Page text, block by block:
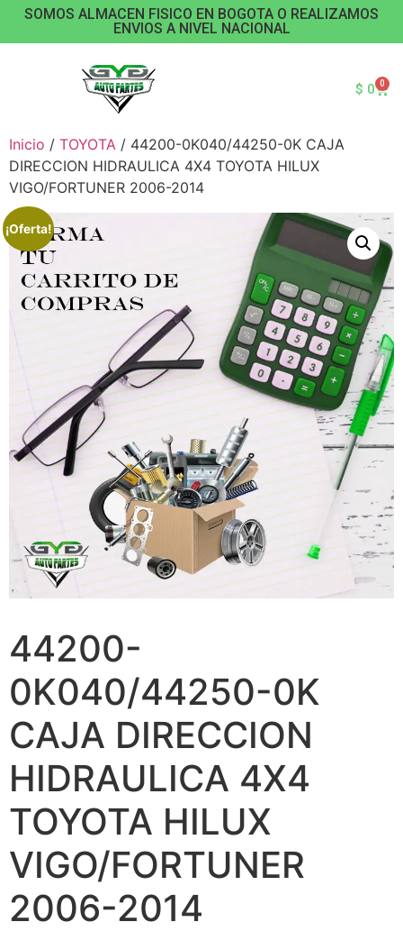
SOMOS ALMACEN FISICO EN BOGOTA O REALIZAMOS
ENVIOS A NIVEL NACIONAL
$ 0 0
Inicio / TOYOTA / 44200-0K040/44250-0K CAJA
DIRECCION HIDRAULICA 4X4 TOYOTA HILUX
VIGO/FORTUNER 2006-2014
¡Oferta!
44200-
0K040/44250-0K
CAJA DIRECCION
HIDRAULICA 4X4
TOYOTA HILUX
VIGO/FORTUNER
2006-2014